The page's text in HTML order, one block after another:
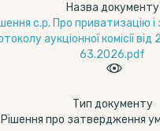
Назва документу
с.р. Про приватизацію
аукціонної комісії
63.2026.pdf
Тип документу
Рішення про затвердження